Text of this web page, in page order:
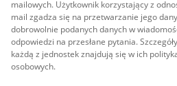
mailowych. Użytkownik korzystający z
mail zgadza się na przetwarzanie jego
dobrowolnie podanych danych w
odpowiedzi na przesłane pytania.
każdą z jednostek znajdują się w ich
osobowych.